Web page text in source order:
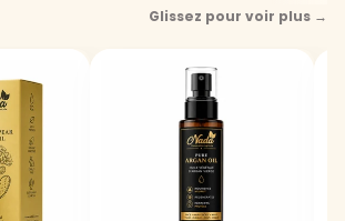
Glissez pour voir plus →